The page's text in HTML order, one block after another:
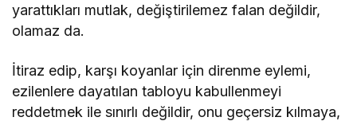
yarattıkları mutlak, değiştirilemez falan değildir,
olamaz da.
İtiraz edip, karşı koyanlar için direnme eylemi,
ezilenlere dayatılan tabloyu kabullenmeyi
reddetmek ile sınırlı değildir, onu geçersiz kılmaya,